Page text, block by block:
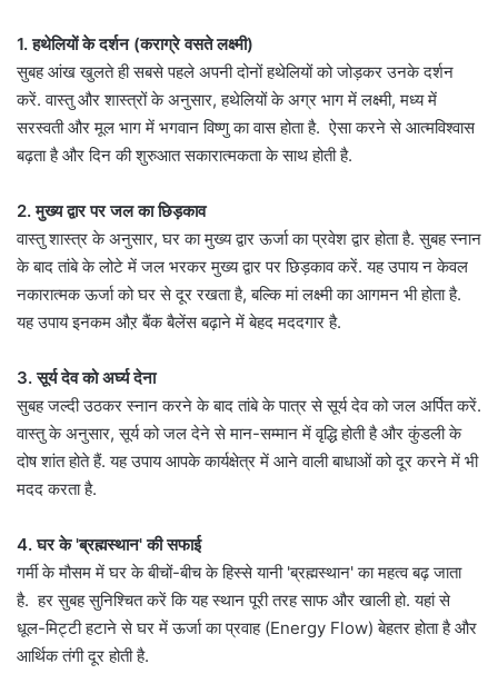
1. हथेलियों के दर्शन (कराग्रे वसते लक्ष्मी)
सुबह आंख खुलते ही सबसे पहले अपनी दोनों हथेलियों को जोड़कर उनके दर्शन
करें. वास्तु और शास्त्रों के अनुसार, हथेलियों के अग्र भाग में लक्ष्मी, मध्य में
सरस्वती और मूल भाग में भगवान विष्णु का वास होता है. ऐसा करने से आत्मविश्वास
बढ़ता है और दिन की शुरुआत सकारात्मकता के साथ होती है.
2. मुख्य द्वार पर जल का छिड़काव
वास्तु शास्त्र के अनुसार, घर का मुख्य द्वार ऊर्जा का प्रवेश द्वार होता है. सुबह स्नान
के बाद तांबे के लोटे में जल भरकर मुख्य द्वार पर छिड़काव करें. यह उपाय न केवल
नकारात्मक ऊर्जा को घर से दूर रखता है, बल्कि मां लक्ष्मी का आगमन भी होता है.
यह उपाय इनकम औऱ बैंक बैलेंस बढ़ाने में बेहद मददगार है.
3. सूर्य देव को अर्घ्य देना
सुबह जल्दी उठकर स्नान करने के बाद तांबे के पात्र से सूर्य देव को जल अर्पित करें.
वास्तु के अनुसार, सूर्य को जल देने से मान-सम्मान में वृद्धि होती है और कुंडली के
दोष शांत होते हैं. यह उपाय आपके कार्यक्षेत्र में आने वाली बाधाओं को दूर करने में भी
मदद करता है.
4. घर के 'ब्रह्मस्थान' की सफाई
गर्मी के मौसम में घर के बीचों-बीच के हिस्से यानी 'ब्रह्मस्थान' का महत्व बढ़ जाता
है. हर सुबह सुनिश्चित करें कि यह स्थान पूरी तरह साफ और खाली हो. यहां से
धूल-मिट्टी हटाने से घर में ऊर्जा का प्रवाह (Energy Flow) बेहतर होता है और
आर्थिक तंगी दूर होती है.